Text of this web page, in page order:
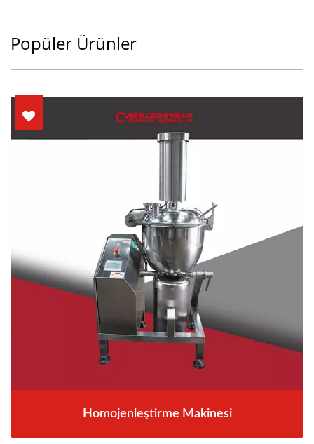
Popüler Ürünler
Homojenleştirme Makinesi